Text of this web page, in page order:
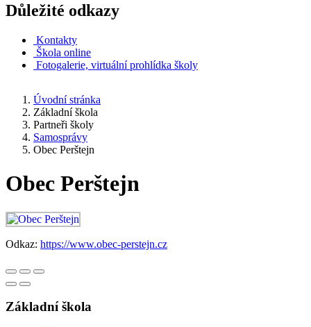
Důležité odkazy
Kontakty
Škola online
Fotogalerie, virtuální prohlídka školy
Úvodní stránka
Základní škola
Partneři školy
Samosprávy
Obec Perštejn
Obec Perštejn
Odkaz: https://www.obec-perstejn.cz
Základní škola